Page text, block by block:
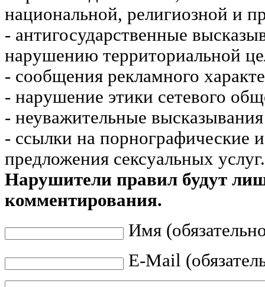
национальной, религиозной и
- антигосударственные
нарушению территориальной
- сообщения рекламного
- нарушение этики сетевого
- неуважительные
- ссылки на порнографические
предложения сексуальных услуг.
Нарушители правил будут
комментирования.
Имя
E-Mail